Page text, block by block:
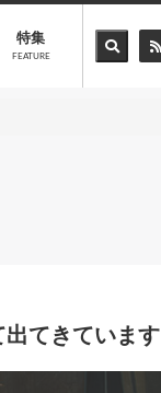
特集
FEATURE
てきています